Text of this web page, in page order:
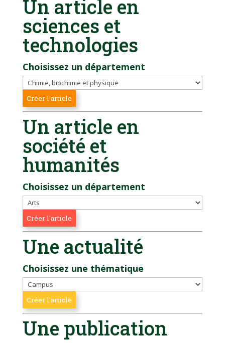
Un article en
sciences et
technologies
Choisissez un département
Un article en
société et
humanités
Choisissez un département
Une actualité
Choisissez une thématique
Une publication